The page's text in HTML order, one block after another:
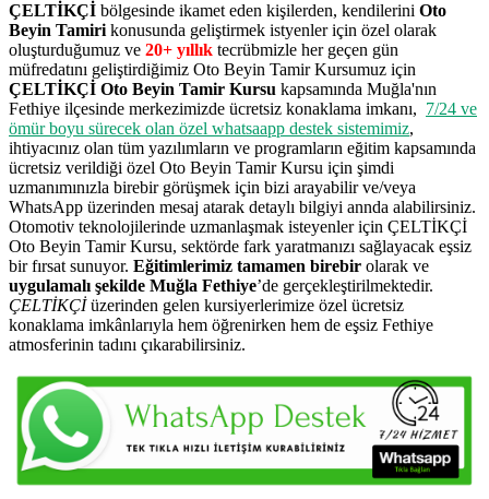
ÇELTİKÇİ bölgesinde ikamet eden kişilerden, kendilerini Oto
Beyin Tamiri konusunda geliştirmek istyenler için özel olarak
oluşturduğumuz ve 20+ yıllık tecrübmizle her geçen gün
müfredatını geliştirdiğimiz Oto Beyin Tamir Kursumuz için
ÇELTİKÇİ Oto Beyin Tamir Kursu kapsamında Muğla'nın
Fethiye ilçesinde merkezimizde ücretsiz konaklama imkanı, 7/24 ve
ömür boyu sürecek olan özel whatsaapp destek sistemimiz,
ihtiyacınız olan tüm yazılımların ve programların eğitim kapsamında
ücretsiz verildiği özel Oto Beyin Tamir Kursu için şimdi
uzmanımınızla birebir görüşmek için bizi arayabilir ve/veya
WhatsApp üzerinden mesaj atarak detaylı bilgiyi annda alabilirsiniz.
Otomotiv teknolojilerinde uzmanlaşmak isteyenler için ÇELTİKÇİ
Oto Beyin Tamir Kursu, sektörde fark yaratmanızı sağlayacak eşsiz
bir fırsat sunuyor. Eğitimlerimiz tamamen birebir olarak ve
uygulamalı şekilde Muğla Fethiye’de gerçekleştirilmektedir.
ÇELTİKÇİüzerinden gelen kursiyerlerimize özel ücretsiz
konaklama imkânlarıyla hem öğrenirken hem de eşsiz Fethiye
atmosferinin tadını çıkarabilirsiniz.